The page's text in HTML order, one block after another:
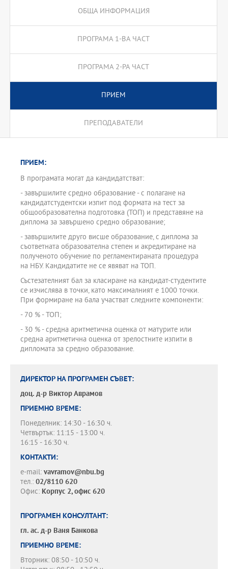
ОБЩА ИНФОРМАЦИЯ
ПРОГРАМА 1-ВА ЧАСТ
ПРОГРАМА 2-РА ЧАСТ
ПРИЕМ
ПРЕПОДАВАТЕЛИ
ПРИЕМ:
В програмата могат да кандидатстват:
- завършилите средно образование - с полагане на
кандидатстудентски изпит под формата на тест за
общообразователна подготовка (ТОП) и представяне на
диплома за завършено средно образование;
- завършилите друго висше образование, с диплома за
съответната образователна степен и акредитиране на
полученото обучение по регламентираната процедура
на НБУ. Кандидатите не се явяват на ТОП.
Състезателният бал за класиране на кандидат-студентите
се изчислява в точки, като максималният е 1000 точки.
При формиране на бала участват следните компоненти:
- 70 % - ТОП;
- 30 % - средна аритметична оценка от матурите или
средна аритметична оценка от зрелостните изпити в
дипломата за средно образование.
ДИРЕКТОР НА ПРОГРАМЕН СЪВЕТ:
доц. д-р Виктор Аврамов
ПРИЕМНО ВРЕМЕ:
Понеделник: 14:30 - 16:30 ч.
Четвъртък: 11:15 - 13:00 ч.
16:15 - 16:30 ч.
КОНТАКТИ:
e-mail: vavramov@nbu.bg
тел.: 02/8110 620
Офис: Корпус 2, офис 620
ПРОГРАМЕН КОНСУЛТАНТ:
гл. ас. д-р Ваня Банкова
ПРИЕМНО ВРЕМЕ:
Вторник: 08:50 - 10:50 ч.